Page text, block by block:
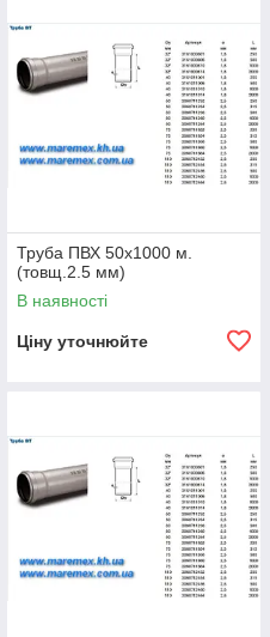
Труба ПВХ 50х1000 м.
(товщ.2.5 мм)
В наявності
Ціну уточнюйте